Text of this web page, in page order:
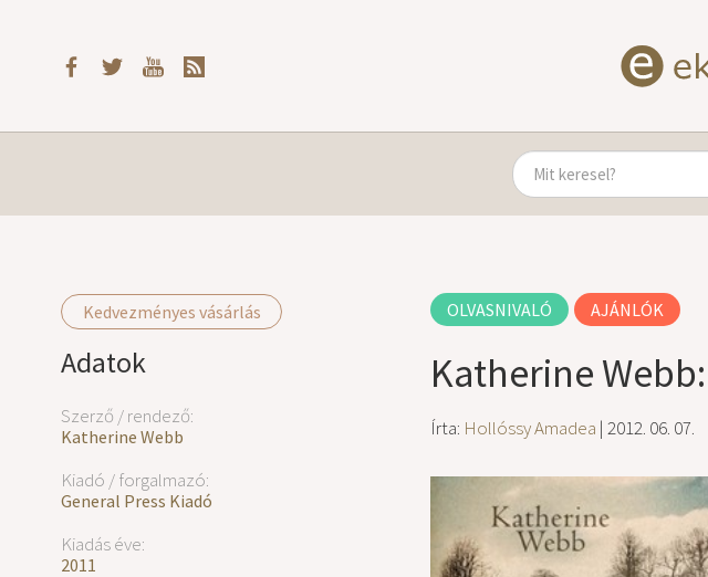
Kedvezményes vásárlás
Adatok
Szerző / rendező:
Katherine Webb
Kiadó / forgalmazó:
General Press Kiadó
Kiadás éve:
2011
OLVASNIVALÓ AJÁNLÓK
Katherine
Írta: Hollóssy Amadea | 2012. 06. 07.